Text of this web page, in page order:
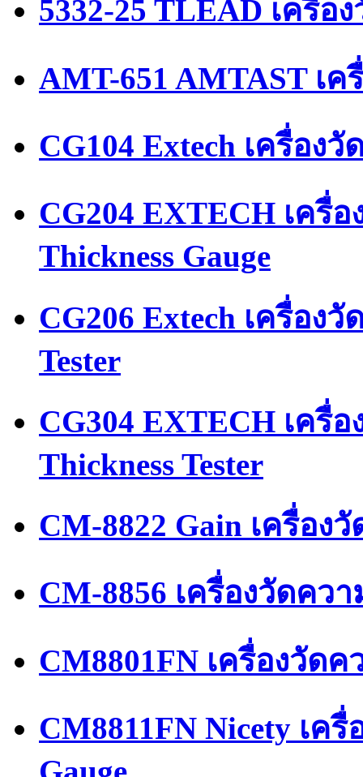
5332-25 TLEAD เครื่อ
AMT-651 AMTAST เ
CG104 Extech เครื่อง
CG204 EXTECH เครื่
Thickness Gauge
CG206 Extech เครื่อง
Tester
CG304 EXTECH เครื่
Thickness Tester
CM-8822 Gain เครื่อง
CM-8856 เครื่องวัดคว
CM8801FN เครื่องวัด
CM8811FN Nicety เค